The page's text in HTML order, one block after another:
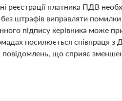
реєстрації платника ПДВ
штрафів виправляти
підпису керівника може
посилюється співпраця
повідомлень, що сприяє